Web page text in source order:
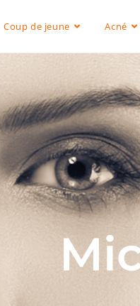
Coup de jeune Acné